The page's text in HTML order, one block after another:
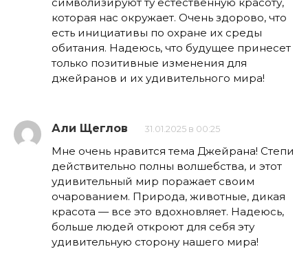
которая нас окружает. Очень здорово, что
есть инициативы по охране их среды
обитания. Надеюсь, что будущее принесет
только позитивные изменения для
джейранов и их удивительного мира!
Али Щеглов 31.01.2025 в 00:25
Мне очень нравится тема Джейрана! Степи
действительно полны волшебства, и этот
удивительный мир поражает своим
очарованием. Природа, животные, дикая
красота — все это вдохновляет. Надеюсь,
больше людей откроют для себя эту
удивительную сторону нашего мира!